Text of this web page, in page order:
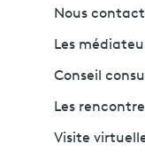
Nous
Les
Conseil
Les
Visite